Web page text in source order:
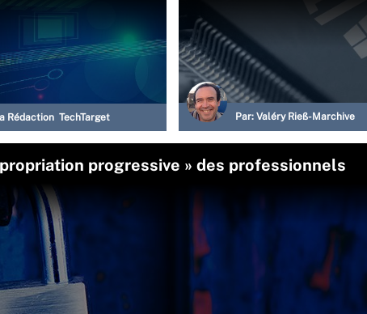
Rédaction TechTarget Par: Valéry Rieß-Marchive
progressive » des professionnels